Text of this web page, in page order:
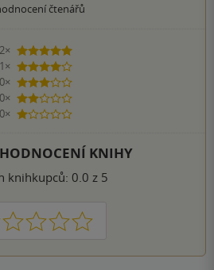
čtenářů
2×
5 hvězdiček
1×
4 hvězdičky
0×
3 hvězdičky
0×
2 hvězdičky
0×
1 hvezdička
HODNOCENÍ KNIHY
knihkupců: 0.0 z 5
2 3 4 5